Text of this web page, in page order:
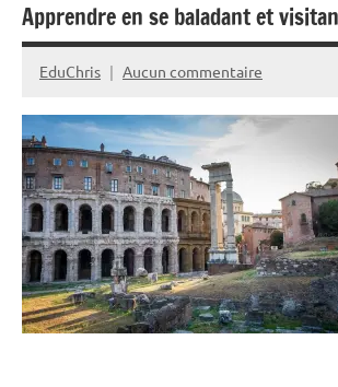
Apprendre en se baladant et
7
janvier
2025
EduChris Aucun commentaire